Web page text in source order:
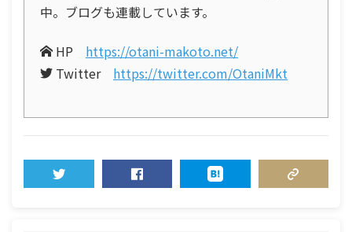
中。ブログも連載しています。
HP https://otani-makoto.net/
Twitter https://twitter.com/OtaniMkt